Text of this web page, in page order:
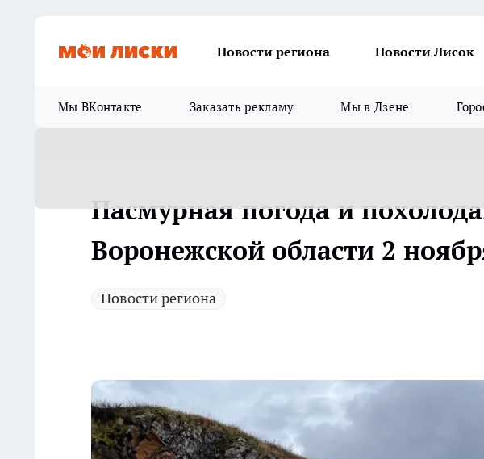
Новости региона Новости Лисок
Мы ВКонтакте Заказать рекламу Мы в Дзене
Пасмурная погода и
Воронежской области 2
Новости региона